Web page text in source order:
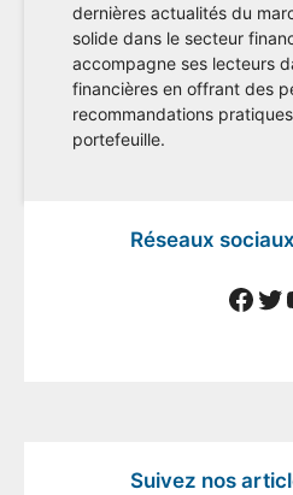
dernières actualités du
solide dans le secteur
accompagne ses lecteurs
financières en offrant des
recommandations
portefeuille.
Réseaux sociaux
Suivez nos